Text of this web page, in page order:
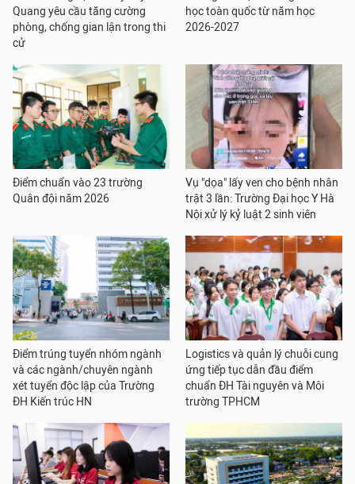
Quang yêu cầu tăng cường
phòng, chống gian lận trong thi
cử
học toàn quốc từ năm học
2026-2027
Điểm chuẩn vào 23 trường
Quân đội năm 2026
Vụ "dọa" lấy ven cho bệnh nhân
trật 3 lần: Trường Đại học Y Hà
Nội xử lý kỷ luật 2 sinh viên
Điểm trúng tuyển nhóm ngành
và các ngành/chuyên ngành
xét tuyển độc lập của Trường
ĐH Kiến trúc HN
Logistics và quản lý chuỗi cung
ứng tiếp tục dẫn đầu điểm
chuẩn ĐH Tài nguyên và Môi
trường TPHCM